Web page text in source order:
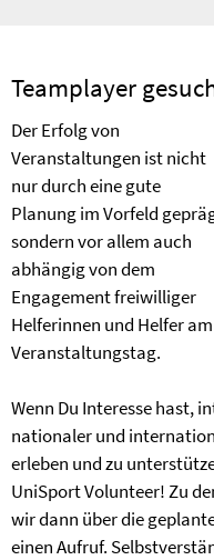
Teamplayer
Der Erfolg von
Veranstaltungen ist nicht
nur durch eine gute
Planung im Vorfeld
sondern vor allem auch
abhängig von dem
Engagement freiwilliger
Helferinnen und Helfer am
Veranstaltungstag.
Wenn Du Interesse hast,
nationaler und
erleben und zu
UniSport Volunteer! Zu
wir dann über die
einen Aufruf.